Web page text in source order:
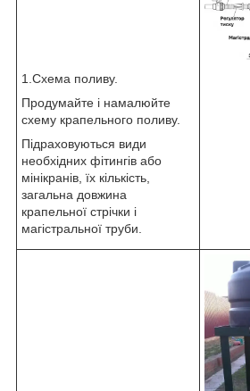
1.Схема поливу.
Продумайте і намалюйте
схему крапельного поливу.
Підраховуються види
необхідних фітингів або
мінікранів, їх кількість,
загальна довжина
крапельної стрічки і
магістральної труби.